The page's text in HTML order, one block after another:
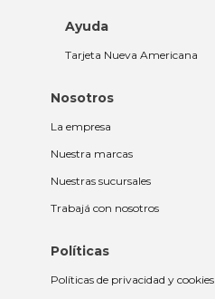
Ayuda
Tarjeta Nueva Americana
Nosotros
La empresa
Nuestra marcas
Nuestras sucursales
Trabajá con nosotros
Políticas
Políticas de privacidad y cookies